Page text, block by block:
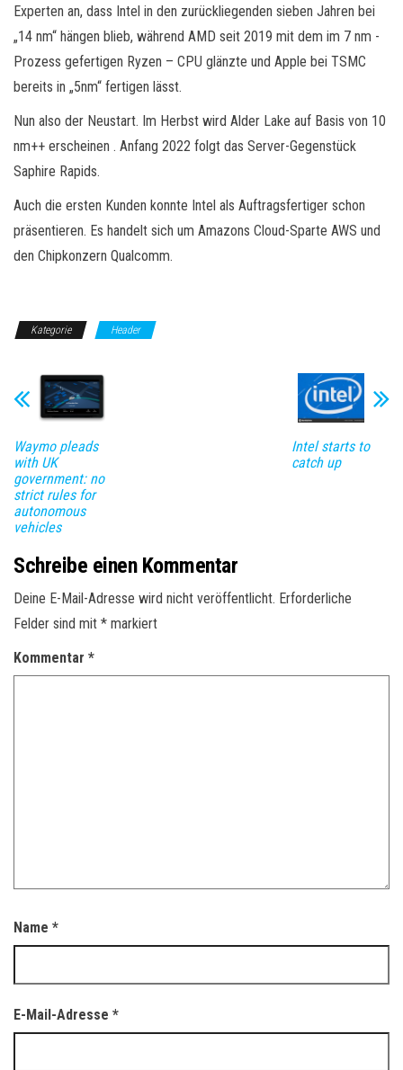
Experten an, dass Intel in den zurückliegenden sieben Jahren bei
„14 nm“ hängen blieb, während AMD seit 2019 mit dem im 7 nm -
Prozess gefertigen Ryzen – CPU glänzte und Apple bei TSMC
bereits in „5nm“ fertigen lässt.
Nun also der Neustart. Im Herbst wird Alder Lake auf Basis von 10
nm++ erscheinen . Anfang 2022 folgt das Server-Gegenstück
Saphire Rapids.
Auch die ersten Kunden konnte Intel als Auftragsfertiger schon
präsentieren. Es handelt sich um Amazons Cloud-Sparte AWS und
den Chipkonzern Qualcomm.
Kategorie Header
Waymo pleads
with UK
government: no
strict rules for
autonomous
vehicles
Intel starts to
catch up
Schreibe einen Kommentar
Deine E-Mail-Adresse wird nicht veröffentlicht. Erforderliche
Felder sind mit * markiert
Kommentar *
Name *
E-Mail-Adresse *